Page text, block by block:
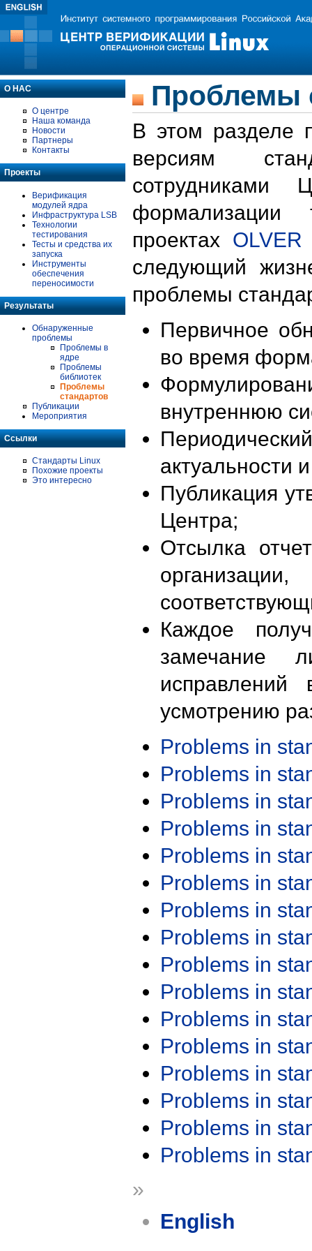
О НАС
О центре
Наша команда
Новости
Партнеры
Контакты
Проекты
Верификация
модулей ядра
Инфраструктура LSB
Технологии
тестирования
Тесты и средства их
запуска
Инструменты
обеспечения
переносимости
Результаты
Обнаруженные
проблемы
Проблемы в
ядре
Проблемы
библиотек
Проблемы
стандартов
Публикации
Мероприятия
Ссылки
Стандарты Linux
Похожие проекты
Это интересно
Проблемы
В этом разделе
версиям
формализации
проектах OLVER
следующий
проблемы
Первичное
во время
внутреннюю
актуальности
Публикация
Центра;
Отсылка
Каждое
замечание
исправлений
усмотрению
Problems in
Problems in
Problems in
Problems in
Problems in
Problems in
Problems in
Problems in
Problems in
Problems in
Problems in
Problems in
Problems in
Problems in
Problems in
Problems in
»
English